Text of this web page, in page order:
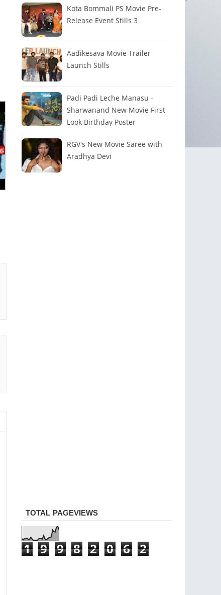
Kota Bommali PS Movie Pre-
Release Event Stills 3
Aadikesava Movie Trailer
Launch Stills
Padi Padi Leche Manasu -
Sharwanand New Movie First
Look Birthday Poster
RGV's New Movie Saree with
Aradhya Devi
TOTAL PAGEVIEWS
1 9 9 8 2 0 6 2